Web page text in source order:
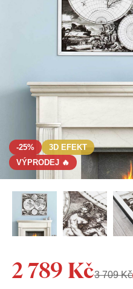
-25%
3D EFEKT
VÝPRODEJ 🔥
2 789 Kč3 709 Kč